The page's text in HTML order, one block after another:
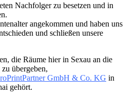
Nachfolger zu besetzen und in
angekommen und haben uns
und schließen unsere
die Räume hier in Sexau an die
zu übergeben,
GmbH & Co. KG in
gehört.